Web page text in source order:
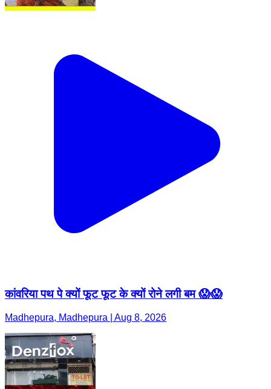
कांवरिया पथ पे क्यों फूट फूट के क्यों रोने लगी बम 😱😱
Madhepura, Madhepura | Aug 8, 2026